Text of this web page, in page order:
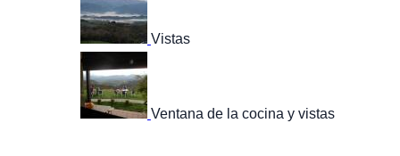
Vistas
Ventana de la cocina y vistas